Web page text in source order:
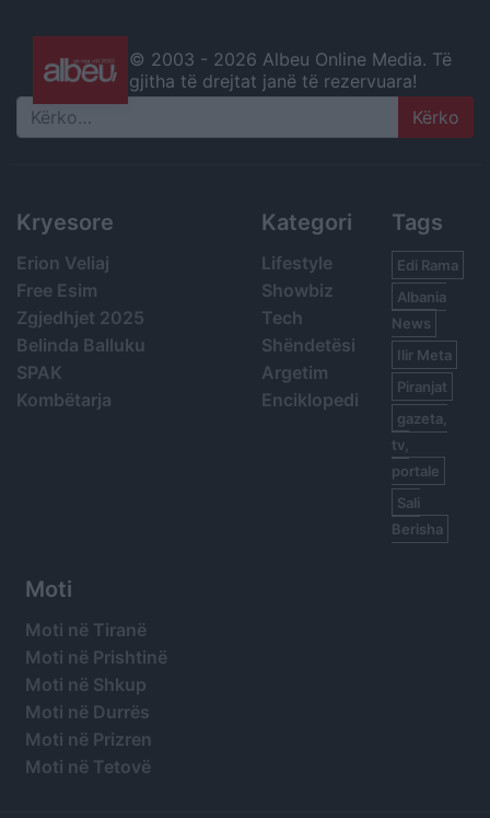
© 2003 - 2026 Albeu Online Media. Të
gjitha të drejtat janë të rezervuara!
Search
Kryesore
Erion Veliaj
Free Esim
Zgjedhjet 2025
Belinda Balluku
SPAK
Kombëtarja
Kategori
Lifestyle
Showbiz
Tech
Shëndetësi
Argetim
Enciklopedi
Tags
Edi Rama
Albania
News
Ilir Meta
Piranjat
gazeta,
tv,
portale
Sali
Berisha
Moti
Moti në Tiranë
Moti në Prishtinë
Moti në Shkup
Moti në Durrës
Moti në Prizren
Moti në Tetovë